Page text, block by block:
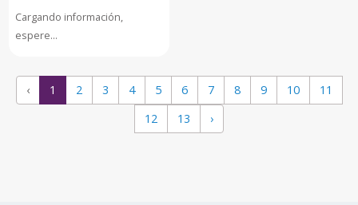
Cargando información,
espere...
‹ 1 2 3 4 5 6 7 8 9 10
11
12
13 ›